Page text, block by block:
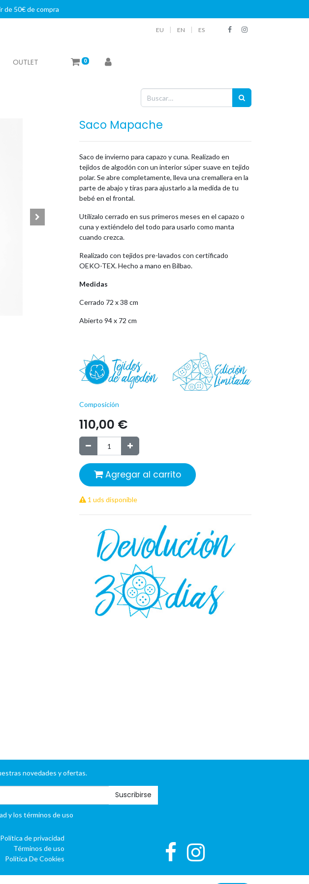
de 50€ de compra
EU EN ES
OUTLET 0
Saco Mapache
Saco de invierno para capazo y cuna. Realizado en
tejidos de algodón con un interior súper suave en tejido
polar. Se abre completamente, lleva una cremallera en la
parte de abajo y tiras para ajustarlo a la medida de tu
bebé en el frontal.
Utilízalo cerrado en sus primeros meses en el capazo o
cuna y extiéndelo del todo para usarlo como manta
cuando crezca.
Realizado con tejidos pre-lavados con certificado
OEKO-TEX. Hecho a mano en Bilbao.
Medidas
Cerrado 72 x 38 cm
Abierto 94 x 72 cm
Composición
110,00 €
Agregar al carrito
1 uds disponible
novedades y ofertas.
Suscribirse
y los términos de uso
Política de privacidad
Términos de uso
Política De Cookies